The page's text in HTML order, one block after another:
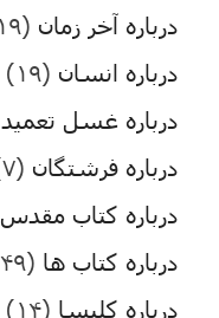
درباره آخر زمان (۱۹)
درباره انسان (۱۹)
درباره غسل تعمید
درباره فرشتگان (۷)
درباره کتاب مقدس
درباره کتاب ها (۴۹)
درباره کلیسا (۱۴)